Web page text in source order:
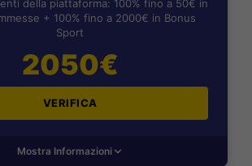
della piattaforma: 100% fino a 50€ in
+ 100% fino a 2000€ in Bonus
Sport
2050€
VERIFICA
Mostra Informazioni